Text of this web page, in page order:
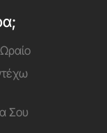
Σου